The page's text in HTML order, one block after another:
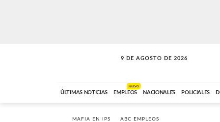
9 DE AGOSTO DE 2026
SOLO MÚSICA
ÚLTIMAS NOTICIAS EMPLEOS
NUEVO
NACIONALES POLICIALES
MAFIA EN IPS ABC EMPLEOS